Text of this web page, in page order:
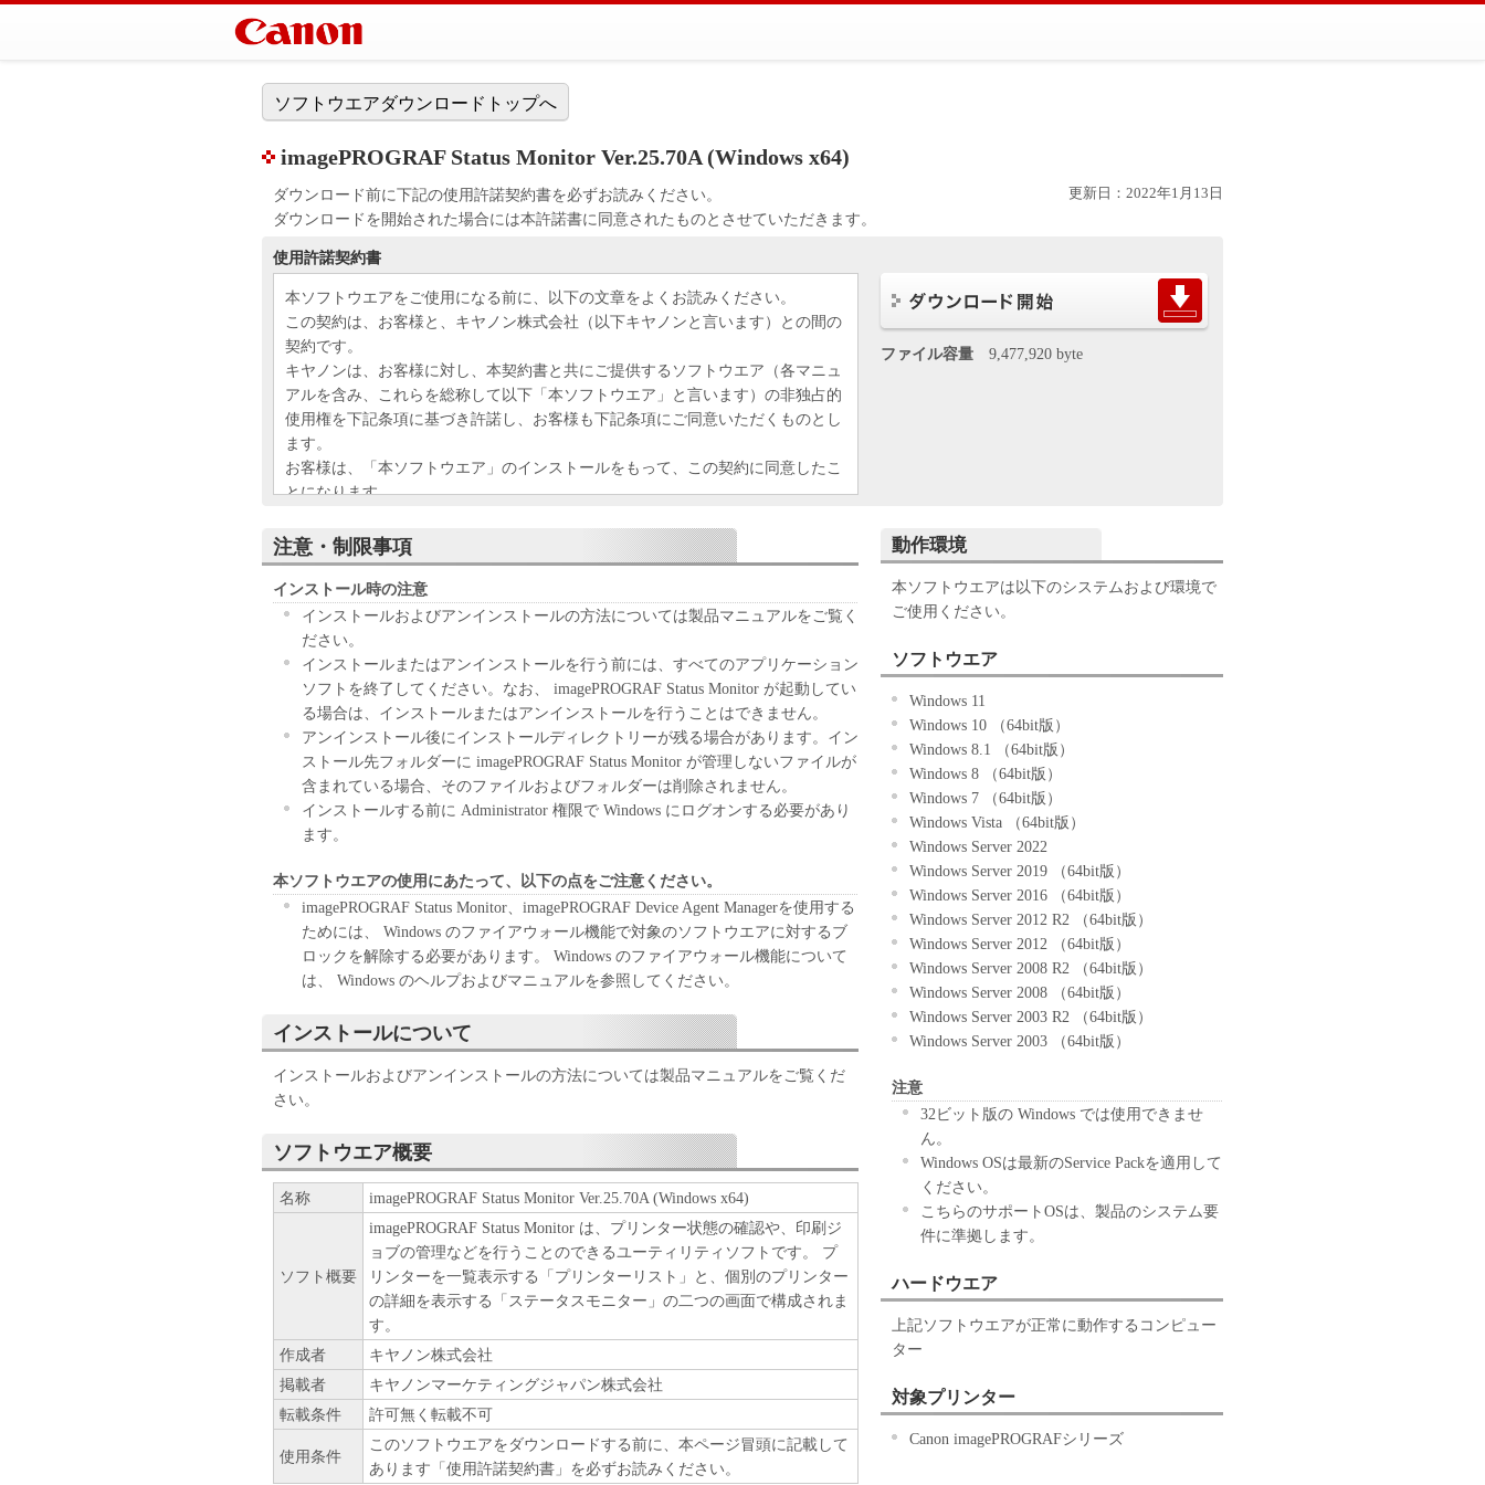
ソフトウエアダウンロードトップへ
imagePROGRAF Status Monitor Ver.25.70A (Windows x64)
ダウンロード前に下記の使用許諾契約書を必ずお読みください。
ダウンロードを開始された場合には本許諾書に同意されたものとさせていただきます。
更新日：2022年1月13日
使用許諾契約書
本ソフトウエアをご使用になる前に、以下の文章をよくお読みください。
この契約は、お客様と、キヤノン株式会社（以下キヤノンと言います）との間の
契約です。
キヤノンは、お客様に対し、本契約書と共にご提供するソフトウエア（各マニュ
アルを含み、これらを総称して以下「本ソフトウエア」と言います）の非独占的
使用権を下記条項に基づき許諾し、お客様も下記条項にご同意いただくものとし
ます。
お客様は、「本ソフトウエア」のインストールをもって、この契約に同意したこ
とになります。
に「本ソフトウエア」を破棄して下さい。
１．使用許諾
(1) お客様は、「本ソフトウエア」を、キヤノンのインクジェットプリンタ（以
下「プリンタ」と言います）に直接またはネットワークを通じ接続される複数の
コンピュータのそれぞれにおいて使用（「使用」とは、「許諾ソフトウエア」を
コンピュータの記憶媒体上にインストールすること、またはコンピュータにおい
て表示すること、アクセスすること、読み出すこと、もしくは実行することのい
ずれも含むものとします）することができます。お客様はまた、お客様が「プリ
ンタ」を使用することを許可したお客様のイントラネット内のユーザ（以下「指
定ユーザ」と言います）に、本契約の条件の下で、「許諾ソフトウエア」を使用
させることができます。その場合、お客様には、かかる「指定ユーザ」を本契約
(2) お客様は、再使用許諾、譲渡、頒布、貸与その他の方法により、第三者に
「本ソフトウエア」を使用もしくは利用させることはできません。
(3) お客様は、「本ソフトウエア」の全部または一部を修正、改変、リバース・
エンジニアリング、逆コンパイルまたは逆アセンブル等することはできません。
また第三者にこのような行為をさせてはなりません。
(4) 本契約に明示的に定める場合を除き、キヤノンは「本ソフトウエア」に関す
る知的財産権のいかなる権利もお客様に付与するものではありません。
「本ソフトウエア」及びその複製物に係る権限及び所有権は、その内容によりキ
ヤノンまたはキヤノンのライセンサーに帰属します。
「許諾ソフトウエア」が、CD-ROM等の記憶媒体に格納されて提供されている場
合、キヤノンは、お客様が「許諾ソフトウエア」を購入した日から90日の間、
「許諾ソフトウエア」が格納されている記憶媒体（以下「メディア」と言いま
す）に物理的な欠陥がないことを保証します。当該保証期間中に「メディア」に
物理的な欠陥が発見された場合には、キヤノンは、「メディア」を交換いたしま
す。
４．保証の否認・免責
ファイル容量 9,477,920 byte
注意・制限事項
インストール時の注意
インストールおよびアンインストールの方法については製品マニュアルをご覧く
ださい。
インストールまたはアンインストールを行う前には、すべてのアプリケーション
ソフトを終了してください。なお、 imagePROGRAF Status Monitor が起動してい
る場合は、インストールまたはアンインストールを行うことはできません。
アンインストール後にインストールディレクトリーが残る場合があります。イン
ストール先フォルダーに imagePROGRAF Status Monitor が管理しないファイルが
含まれている場合、そのファイルおよびフォルダーは削除されません。
インストールする前に Administrator 権限で Windows にログオンする必要があり
ます。
本ソフトウエアの使用にあたって、以下の点をご注意ください。
imagePROGRAF Status Monitor、imagePROGRAF Device Agent Managerを使用する
ためには、 Windows のファイアウォール機能で対象のソフトウエアに対するブ
ロックを解除する必要があります。 Windows のファイアウォール機能について
は、 Windows のヘルプおよびマニュアルを参照してください。
インストールについて
インストールおよびアンインストールの方法については製品マニュアルをご覧くだ
さい。
ソフトウエア概要
名称 imagePROGRAF Status Monitor Ver.25.70A (Windows x64)
ソフト概要
imagePROGRAF Status Monitor は、プリンター状態の確認や、印刷ジ
ョブの管理などを行うことのできるユーティリティソフトです。 プ
リンターを一覧表示する「プリンターリスト」と、個別のプリンター
の詳細を表示する「ステータスモニター」の二つの画面で構成されま
す。
作成者
キヤノン株式会社
掲載者
キヤノンマーケティングジャパン株式会社
転載条件
許可無く転載不可
使用条件
このソフトウエアをダウンロードする前に、本ページ冒頭に記載して
あります「使用許諾契約書」を必ずお読みください。
動作環境
本ソフトウエアは以下のシステムおよび環境で
ご使用ください。
ソフトウエア
Windows 11
Windows 10 （64bit版）
Windows 8.1 （64bit版）
Windows 8 （64bit版）
Windows 7 （64bit版）
Windows Vista （64bit版）
Windows Server 2022
Windows Server 2019 （64bit版）
Windows Server 2016 （64bit版）
Windows Server 2012 R2 （64bit版）
Windows Server 2012 （64bit版）
Windows Server 2008 R2 （64bit版）
Windows Server 2008 （64bit版）
Windows Server 2003 R2 （64bit版）
Windows Server 2003 （64bit版）
注意
32ビット版の Windows では使用できませ
ん。
Windows OSは最新のService Packを適用して
ください。
こちらのサポートOSは、製品のシステム要
件に準拠します。
ハードウエア
上記ソフトウエアが正常に動作するコンピュー
ター
対象プリンター
Canon imagePROGRAFシリーズ